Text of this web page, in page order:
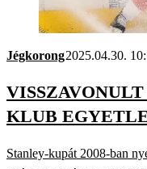
Jégkorong2025.04.30.
KLUB
Stanley-kupát 2008-ban